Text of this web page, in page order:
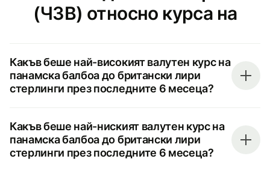
(ЧЗВ) относно курса на
Какъв беше най-високият валутен курс на
панамска балбоа до британски лири
стерлинги през последните 6 месеца?
Какъв беше най-ниският валутен курс на
панамска балбоа до британски лири
стерлинги през последните 6 месеца?